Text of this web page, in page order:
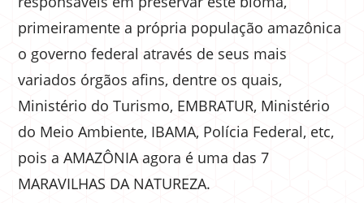
primeiramente a própria população amazônica
o governo federal através de seus mais
variados órgãos afins, dentre os quais,
Ministério do Turismo, EMBRATUR, Ministério
do Meio Ambiente, IBAMA, Polícia Federal, etc,
pois a AMAZÔNIA agora é uma das 7
MARAVILHAS DA NATUREZA.